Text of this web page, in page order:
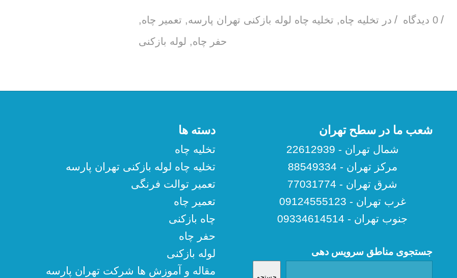
/ 0 دیدگاه / در تخلیه چاه, تخلیه چاه لوله بازکنی تهران پارسه, تعمیر چاه,
حفر چاه, لوله بازکنی
شعب ما در سطح تهران
شمال تهران - 22612939
مرکز تهران - 88549334
شرق تهران - 77031774
غرب تهران - 09124555123
جنوب تهران - 09334614514
جستجوی مناطق سرویس دهی
دسته ها
تخلیه چاه
تخلیه چاه لوله بازکنی تهران پارسه
تعمیر توالت فرنگی
تعمیر چاه
چاه بازکنی
حفر چاه
لوله بازکنی
مقاله و آموزش ها شرکت تهران پارسه